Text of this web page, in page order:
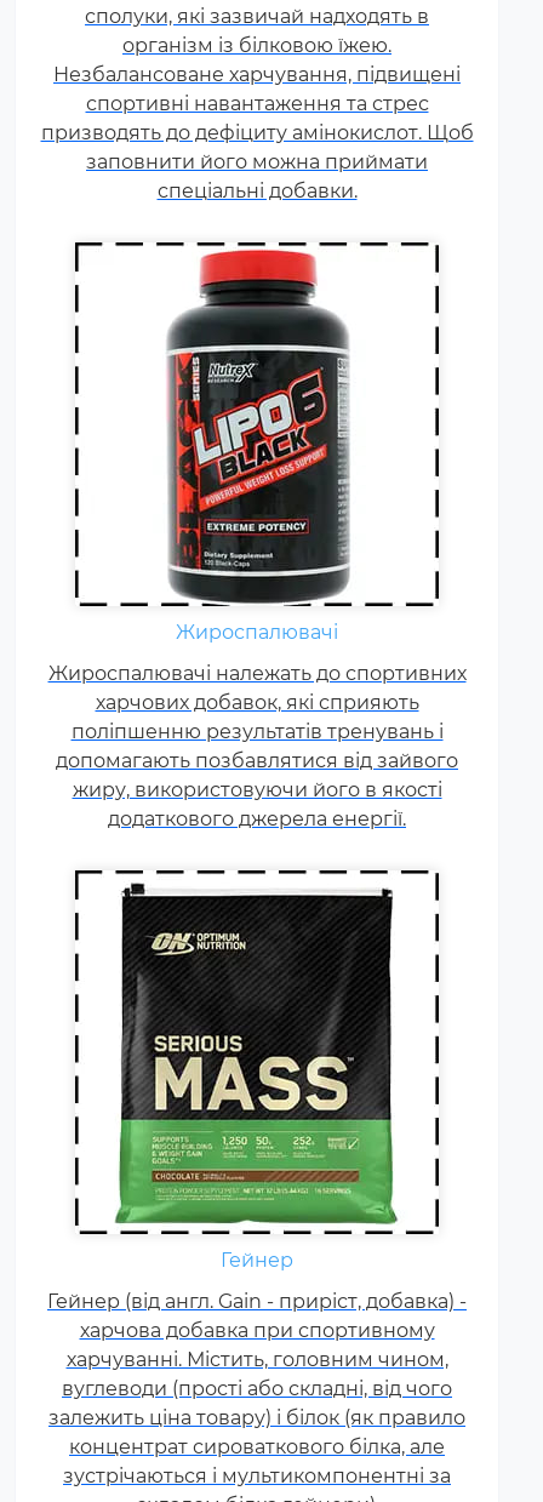
сполуки, які зазвичай надходять в
організм із білковою їжею.
Незбалансоване харчування, підвищені
спортивні навантаження та стрес
призводять до дефіциту амінокислот. Щоб
заповнити його можна приймати
спеціальні добавки.
які сприяють поліпшенню
результатів тренувань і
допомагають позбавлятися від
зайвого жиру, використовуючи
його в якості додаткового
джерела енергії.
Жироспалювачі
Жироспалювачі належать до спортивних
харчових добавок, які сприяють
поліпшенню результатів тренувань і
допомагають позбавлятися від зайвого
жиру, використовуючи його в якості
додаткового джерела енергії.
Гейнер (від англ. Gain - приріст,
добавка) - харчова добавка при
спортивному харчуванні.
Містить, головним чином,
вуглеводи (прості або складні,
від чого залежить ціна товару) і
білок (як правило концентрат
сироваткового білка, але
зустрічаються і
мультикомпонентні за складом
білка гейнери).
Гейнер
Гейнер (від англ. Gain - приріст, добавка) -
харчова добавка при спортивному
харчуванні. Містить, головним чином,
вуглеводи (прості або складні, від чого
залежить ціна товару) і білок (як правило
концентрат сироваткового білка, але
зустрічаються і мультикомпонентні за
Креатин – спортивна добавка,
яка використовується у
силових видах спорту, фітнесі, а
також видах спорту, пов'язаних
з динамічним навантаженням
або силовою витривалістю. Це
кислота, що синтезується в
організмі людини в скелетних
м'язах.